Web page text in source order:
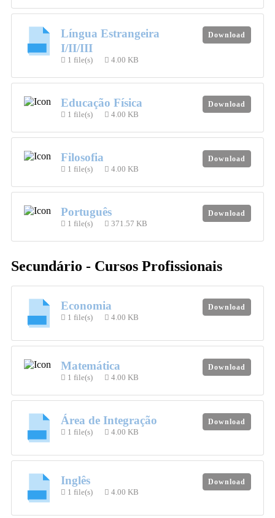
Língua Estrangeira
I/II/III
1 file(s) 4.00 KB
Download
Educação Física
1 file(s) 4.00 KB
Download
Filosofia
1 file(s) 4.00 KB
Download
Português
1 file(s) 371.57 KB
Download
Secundário - Cursos Profissionais
Economia
1 file(s) 4.00 KB
Download
Matemática
1 file(s) 4.00 KB
Download
Área de Integração
1 file(s) 4.00 KB
Download
Inglês
1 file(s) 4.00 KB
Download